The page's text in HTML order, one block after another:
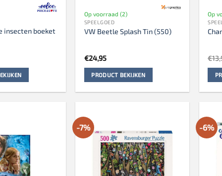
insecten boeket
Op voorraad (2)
SPEELGOED
VW Beetle Splash Tin (550)
€24,95
PRODUCT BEKIJKEN
Op
€
-7% -6%